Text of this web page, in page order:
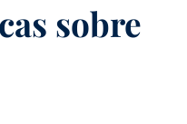
sobre